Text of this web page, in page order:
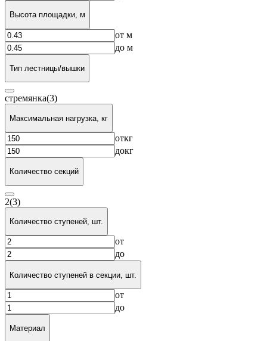
Высота площадки, м
от м
до м
Тип лестницы/вышки
стремянка(3)
Максимальная нагрузка, кг
откг
докг
Количество секций
2(3)
Количество ступеней, шт.
от
до
Количество ступеней в секции, шт.
от
до
Материал